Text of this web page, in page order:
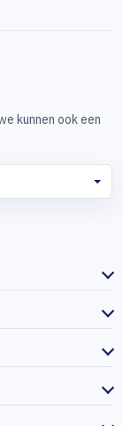
kunnen ook een